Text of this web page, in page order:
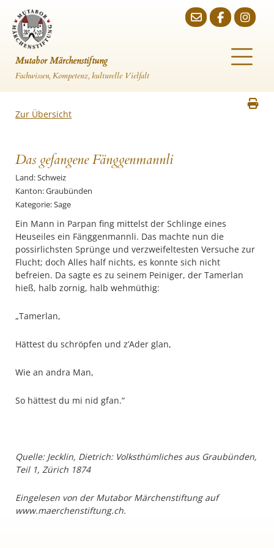
Mutabor Märchenstiftung
Fachwissen, Kompetenz, kulturelle Vielfalt
Zur Übersicht
Das gefangene Fänggenmannli
Land: Schweiz
Kanton: Graubünden
Kategorie: Sage
Ein Mann in Parpan fing mittelst der Schlinge eines
Heuseiles ein Fänggenmannli. Das machte nun die
possirlichsten Sprünge und verzweifeltesten Versuche zur
Flucht; doch Alles half nichts, es konnte sich nicht
befreien. Da sagte es zu seinem Peiniger, der Tamerlan
hieß, halb zornig, halb wehmüthig:
„Tamerlan,
Hättest du schröpfen und z’Ader glan,
Wie an andra Man,
So hättest du mi nid gfan.“
Quelle: Jecklin, Dietrich: Volksthümliches aus Graubünden,
Teil 1, Zürich 1874
Eingelesen von der Mutabor Märchenstiftung auf
www.maerchenstiftung.ch.